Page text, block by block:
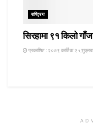
राष्ट्रिय
सिरहामा ९१ किलो
प्रकाशित : २०७९ कार्तिक